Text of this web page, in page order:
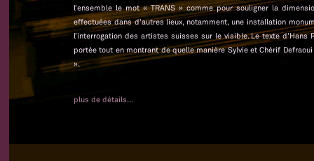
l’ensemble le mot « TRANS » comme pour souligner la
effectuées dans d’autres lieux, notamment, une installation
l’interrogation des artistes suisses sur le visible. Le texte
portée tout en montrant de quelle manière Sylvie et Chérif
».
plus de détails...